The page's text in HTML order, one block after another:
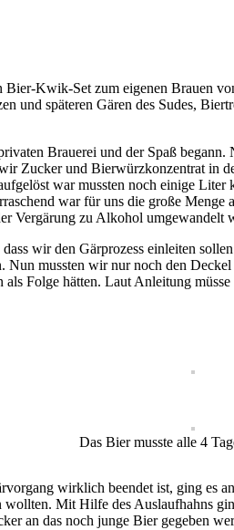
Bier-Kwik-Set zum eigenen Brauen
und späteren Gären des Sudes,
Brauerei und der Spaß
Zucker und Bierwürzkonzentrat in
war mussten noch einige
war für uns die große
Vergärung zu Alkohol umgewandelt
wir den Gärprozess einleiten
mussten wir nur noch den
Folge hätten. Laut Anleitung
Das Bier musste alle 4
wirklich beendet ist, ging es
Mit Hilfe des Auslaufhahns
an das noch junge Bier gegeben